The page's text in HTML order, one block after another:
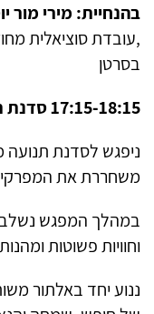
בהנחיית: מירי מור
,עובדת סוציאלית
בסרטן
17:15-18:15 סדנת תנועה
ניפגש לסדנת
משחררת את
במהלך המפגש נשלב
וחוויות פשוטות
ננוע יחד באלתור